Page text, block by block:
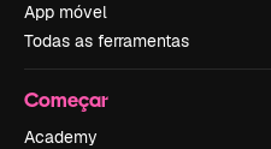
App móvel
Todas as ferramentas
Começar
Academy